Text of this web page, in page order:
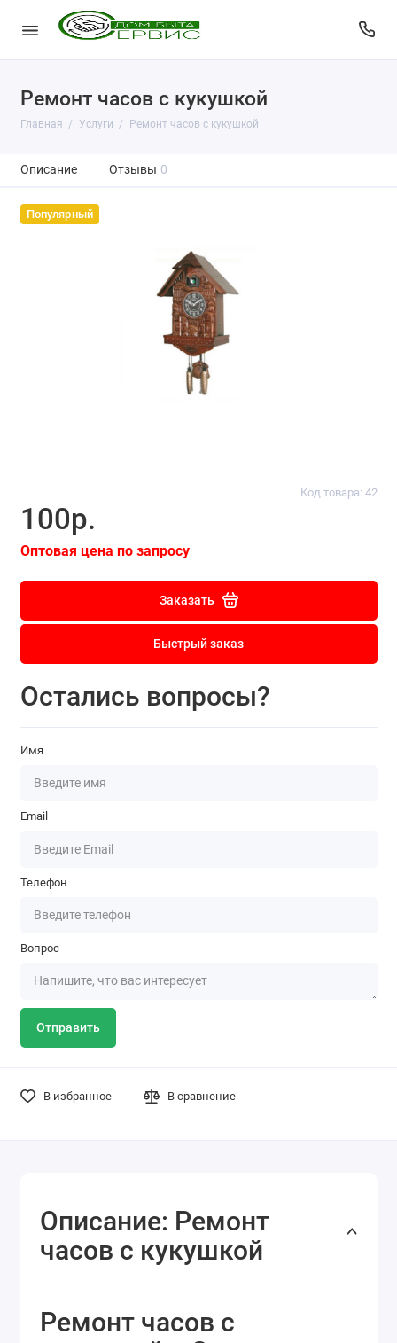
Ремонт часов с кукушкой
Главная Услуги Ремонт часов с кукушкой
Описание Отзывы 0
Популярный
Код товара: 42
100р.
Оптовая цена по запросу
Заказать
Быстрый заказ
Остались вопросы?
Имя
Email
Телефон
Вопрос
Отправить
В избранное В сравнение
Описание: Ремонт
часов с кукушкой
Ремонт часов с